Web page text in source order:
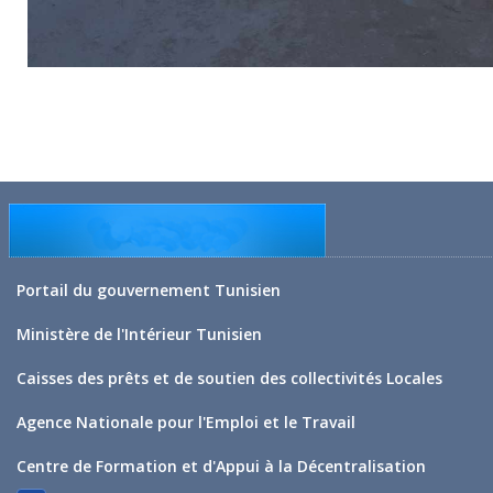
Portail du gouvernement Tunisien
Ministère de l'Intérieur Tunisien
Caisses des prêts et de soutien des collectivités Locales
Agence Nationale pour l'Emploi et le Travail
Centre de Formation et d'Appui à la Décentralisation